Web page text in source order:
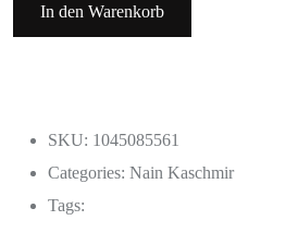
In den Warenkorb
SKU: 1045085561
Categories: Nain Kaschmir
Tags: